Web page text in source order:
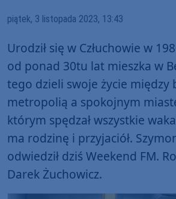
piątek, 3 listopada 2023, 13:43
Urodził się w Człuchowie w
od ponad 30tu lat mieszka w
tego dzieli swoje życie między
metropolią a spokojnym
którym spędzał wszystkie
ma rodzinę i przyjaciół.
odwiedził dziś Weekend FM.
Darek Żuchowicz.